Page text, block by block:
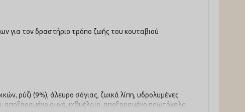
για τον δραστήριο τρόπο ζωής του κουταβιού
ρύζι (9%), άλευρο σόγιας, ζωικά λίπη, υδρολυμένες
αποξηραμένο αυγό, ιχθυέλαιο, αποξηραμένο πρωτόγαλα